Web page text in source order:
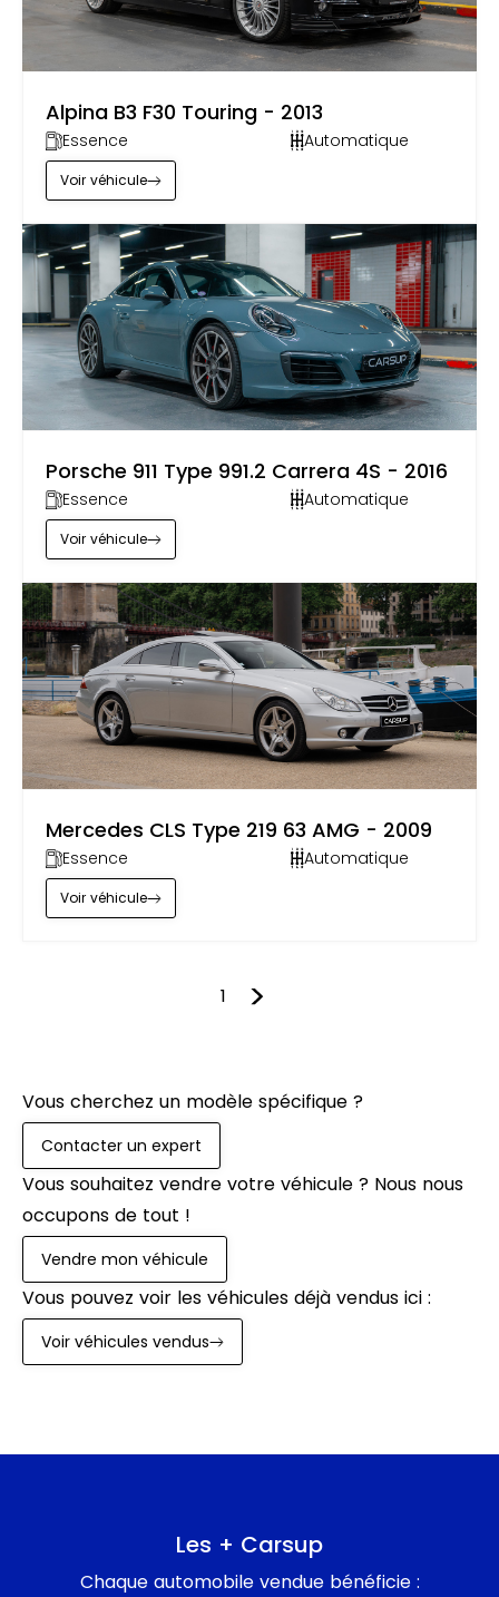
Alpina B3 F30 Touring - 2013
Essence Automatique
Voir véhicule
Porsche 911 Type 991.2 Carrera 4S - 2016
Essence Automatique
Voir véhicule
Mercedes CLS Type 219 63 AMG - 2009
Essence Automatique
Voir véhicule
1
Vous cherchez un modèle spécifique ?
Contacter un expert
Vous souhaitez vendre votre véhicule ? Nous nous
occupons de tout !
Vendre mon véhicule
Vous pouvez voir les véhicules déjà vendus ici :
Voir véhicules vendus
Les + Carsup
Chaque automobile vendue bénéficie :